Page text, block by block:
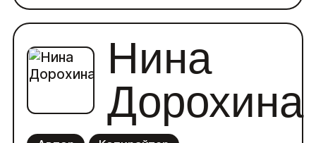
Нина
Дорохина